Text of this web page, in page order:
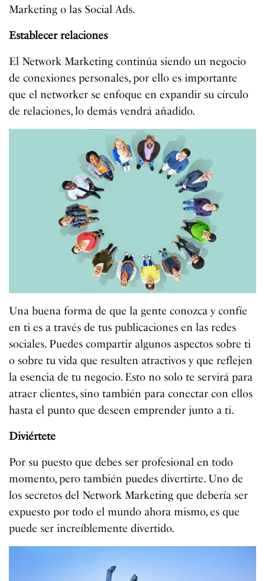
Marketing o las Social Ads.
Establecer relaciones
El Network Marketing continúa siendo un negocio
de conexiones personales, por ello es importante
que el networker se enfoque en expandir su círculo
de relaciones, lo demás vendrá añadido.
Una buena forma de que la gente conozca y confíe
en ti es a través de tus publicaciones en las redes
sociales. Puedes compartir algunos aspectos sobre ti
o sobre tu vida que resulten atractivos y que reflejen
la esencia de tu negocio. Esto no solo te servirá para
atraer clientes, sino también para conectar con ellos
hasta el punto que deseen emprender junto a ti.
Diviértete
Por su puesto que debes ser profesional en todo
momento, pero también puedes divertirte. Uno de
los secretos del Network Marketing que debería ser
expuesto por todo el mundo ahora mismo, es que
puede ser increíblemente divertido.